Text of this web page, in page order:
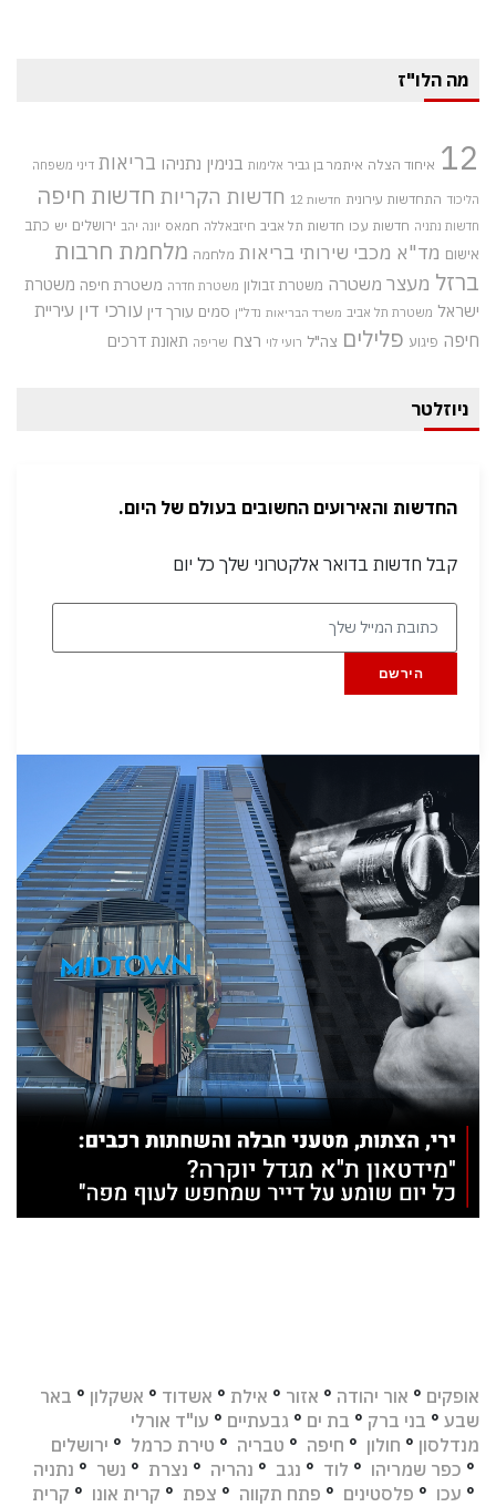
מה הלו"ז
12 איחוד הצלה איתמר בן גביר אלימות בנימין נתניהו בריאות דיני משפחה
הליכוד התחדשות עירונית חדשות 12 חדשות הקריות חדשות חיפה
חדשות נתניה חדשות עכו חדשות תל אביב חיזבאללה חמאס יונה יהב ירושלים יש כתב
אישום מד"א מכבי שירותי בריאות מלחמה מלחמת חרבות
ברזל מעצר משטרה משטרת זבולון משטרת חדרה משטרת חיפה משטרת
ישראל משטרת תל אביב משרד הבריאות נדל"ן סמים עורך דין עורכי דין עיריית
חיפה פיגוע פלילים צה"ל רועי לוי רצח שריפה תאונת דרכים
ניוזלטר
החדשות והאירועים החשובים בעולם של היום.
קבל חדשות בדואר אלקטרוני שלך כל יום
הירשם
אופקים ° אור יהודה ° אזור ° אילת ° אשדוד ° אשקלון ° באר
שבע ° בני ברק ° בת ים ° גבעתיים ° עו"ד אורלי
מנדלסון ° חולון ° חיפה ° טבריה ° טירת כרמל ° ירושלים
° כפר שמריהו ° לוד ° נגב ° נהריה ° נצרת ° נשר ° נתניה
° עכו ° פלסטינים ° פתח תקווה ° צפת ° קרית אונו ° קרית